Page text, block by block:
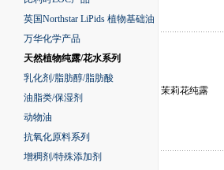
英国Northstar LiPids 植物基础油
万华化学产品
天然植物纯露/花水系列
乳化剂/脂肪醇/脂肪酸
油脂类/保湿剂
动物油
抗氧化原料系列
增稠剂/特殊添加剂
茉莉花纯露